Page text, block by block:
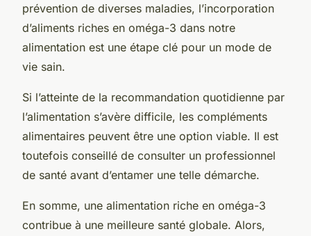
prévention de diverses maladies, l’incorporation
d’aliments riches en oméga-3 dans notre
alimentation est une étape clé pour un mode de
vie sain.
Si l’atteinte de la recommandation quotidienne par
l’alimentation s’avère difficile, les compléments
alimentaires peuvent être une option viable. Il est
toutefois conseillé de consulter un professionnel
de santé avant d’entamer une telle démarche.
En somme, une alimentation riche en oméga-3
contribue à une meilleure santé globale. Alors,